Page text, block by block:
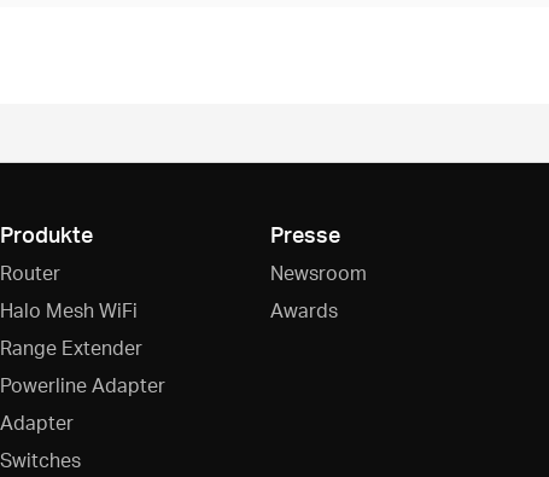
Produkte
Router
Halo Mesh WiFi
Range Extender
Powerline Adapter
Adapter
Switches
Presse
Newsroom
Awards